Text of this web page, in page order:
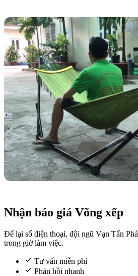
Nhận báo giá Võng xếp
Để lại số điện thoại, đội ngũ Vạn Tấn
trong giờ làm việc.
Tư vấn miễn phí
Phản hồi nhanh